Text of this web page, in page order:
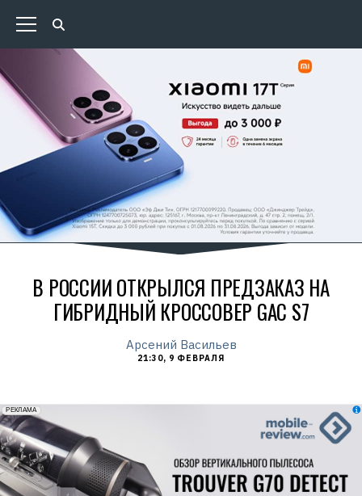
В РОССИИ ОТКРЫЛСЯ ПРЕДЗАКАЗ НА
ГИБРИДНЫЙ КРОССОВЕР GAC S7
Арсений Васильев
21:30, 9 ФЕВРАЛЯ
erid: 2VfnxxmNzs5
РЕКЛАМА